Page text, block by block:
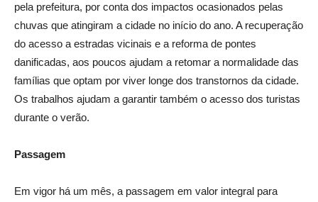
pela prefeitura, por conta dos impactos ocasionados pelas
chuvas que atingiram a cidade no início do ano. A recuperação
do acesso a estradas vicinais e a reforma de pontes
danificadas, aos poucos ajudam a retomar a normalidade das
famílias que optam por viver longe dos transtornos da cidade.
Os trabalhos ajudam a garantir também o acesso dos turistas
durante o verão.
Passagem
Em vigor há um mês, a passagem em valor integral para